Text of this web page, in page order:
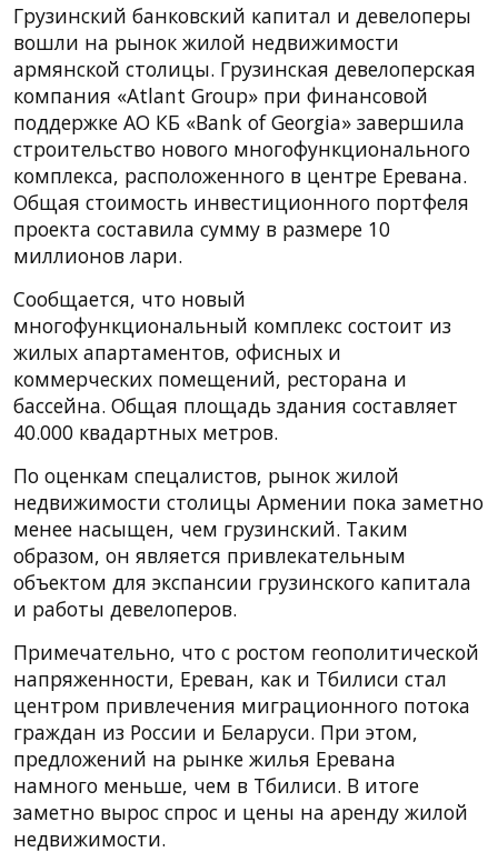
Грузинский банковский капитал и девелоперы
вошли на рынок жилой недвижимости
армянской столицы. Грузинская девелоперская
компания «Atlant Group» при финансовой
поддержке АО КБ «Bank of Georgia» завершила
строительство нового многофункционального
комплекса, расположенного в центре Еревана.
Общая стоимость инвестиционного портфеля
проекта составила сумму в размере 10
миллионов лари.
Сообщается, что новый
многофункциональный комплекс состоит из
жилых апартаментов, офисных и
коммерческих помещений, ресторана и
бассейна. Общая площадь здания составляет
40.000 квадартных метров.
По оценкам спецалистов, рынок жилой
недвижимости столицы Армении пока заметно
менее насыщен, чем грузинский. Таким
образом, он является привлекательным
объектом для экспансии грузинского капитала
и работы девелоперов.
Примечательно, что с ростом геополитической
напряженности, Ереван, как и Тбилиси стал
центром привлечения миграционного потока
граждан из России и Беларуси. При этом,
предложений на рынке жилья Еревана
намного меньше, чем в Тбилиси. В итоге
заметно вырос спрос и цены на аренду жилой
недвижимости.